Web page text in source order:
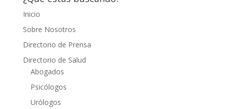
Inicio
Sobre Nosotros
Directorio de Prensa
Directorio de Salud
Abogados
Psicólogos
Urólogos